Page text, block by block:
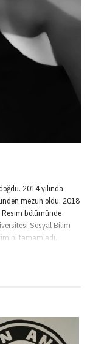
2014 yılında
mezun oldu. 2018
Resim bölümünde
Sosyal Bilim
tamamladı.
devam ediyor. Aynı
metaforik anlatımlara
izlerini taşırken